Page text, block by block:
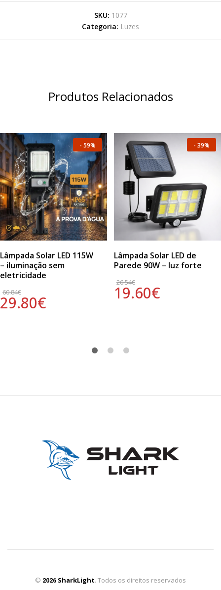
SKU: 1077
Categoria: Luzes
Produtos Relacionados
- 59%
Lâmpada Solar LED 115W
– iluminação sem
eletricidade
60.84€
29.80€
- 39%
Lâmpada Solar LED de
Parede 90W – luz forte
26.54€
19.60€
© 2026 SharkLight. Todos os direitos reservados